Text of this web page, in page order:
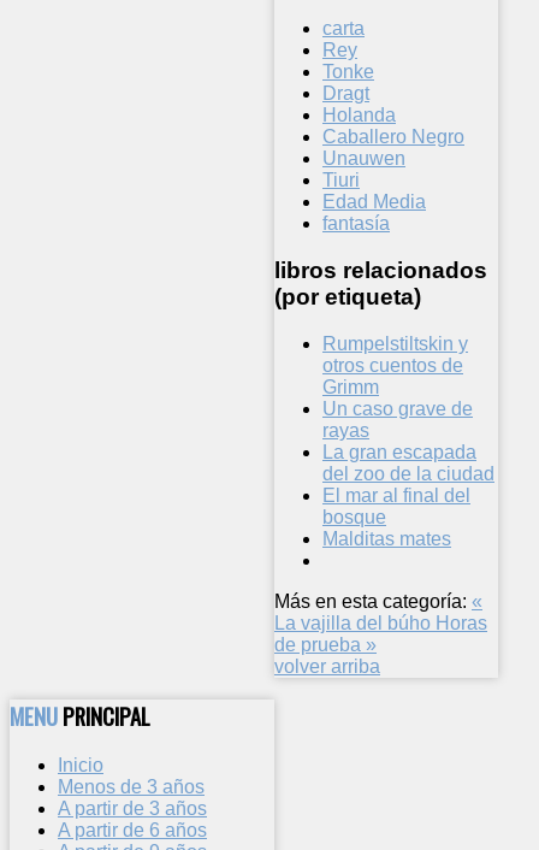
carta
Rey
Tonke
Dragt
Holanda
Caballero Negro
Unauwen
Tiuri
Edad Media
fantasía
libros relacionados
(por etiqueta)
Rumpelstiltskin y
otros cuentos de
Grimm
Un caso grave de
rayas
La gran escapada
del zoo de la ciudad
El mar al final del
bosque
Malditas mates
Más en esta categoría: «
La vajilla del búho Horas
de prueba »
volver arriba
MENUPRINCIPAL
Inicio
Menos de 3 años
A partir de 3 años
A partir de 6 años